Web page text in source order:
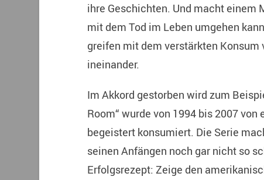
ihre Geschichten. Und macht einem
mit dem Tod im Leben umgehen
greifen mit dem verstärkten
ineinander.
Im Akkord gestorben wird zum
Room“ wurde von 1994 bis 2007
begeistert konsumiert. Die Serie
seinen Anfängen noch gar nicht so
Erfolgsrezept: Zeige den